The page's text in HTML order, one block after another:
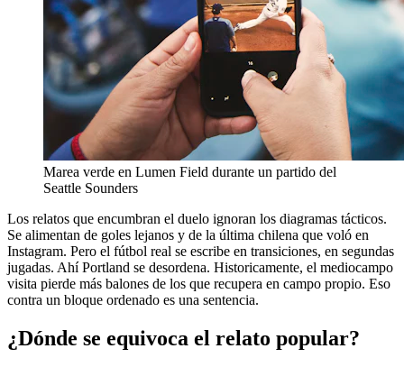
Marea verde en Lumen Field durante un partido del
Seattle Sounders
Los relatos que encumbran el duelo ignoran los diagramas tácticos.
Se alimentan de goles lejanos y de la última chilena que voló en
Instagram. Pero el fútbol real se escribe en transiciones, en segundas
jugadas. Ahí Portland se desordena. Historicamente, el mediocampo
visita pierde más balones de los que recupera en campo propio. Eso
contra un bloque ordenado es una sentencia.
¿Dónde se equivoca el relato popular?